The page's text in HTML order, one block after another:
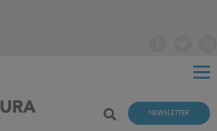
NEWSLETTER